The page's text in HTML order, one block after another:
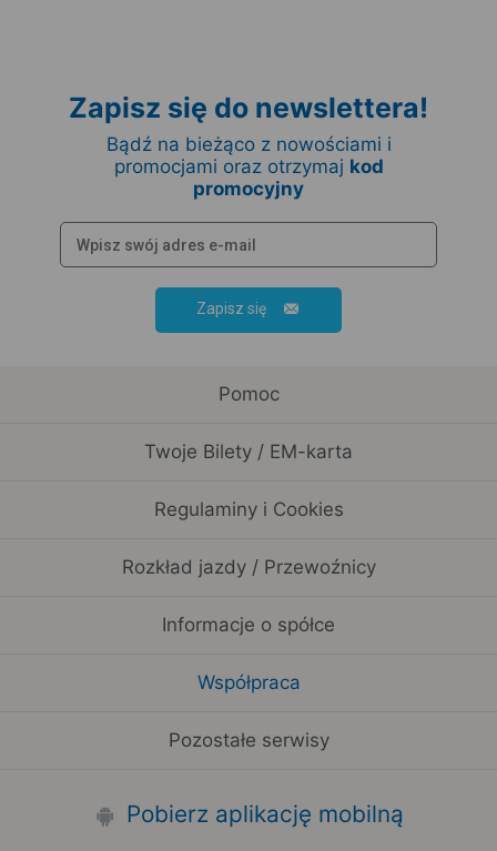
Zapisz się do newslettera!
Bądź na bieżąco z nowościami i
promocjami oraz otrzymaj kod
promocyjny
Zapisz się
Pomoc
Twoje Bilety / EM-karta
Regulaminy i Cookies
Rozkład jazdy / Przewoźnicy
Informacje o spółce
Współpraca
Pozostałe serwisy
Pobierz aplikację mobilną